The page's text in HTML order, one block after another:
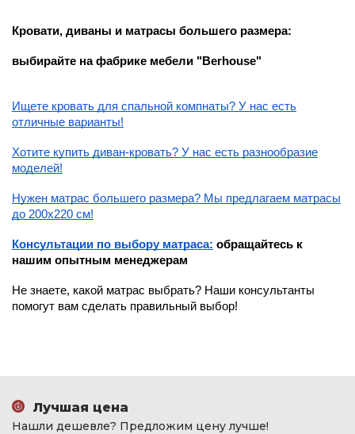
Кровати, диваны и матрасы большего размера:
выбирайте на фабрике мебели "Berhouse"
Ищете кровать для спальной компнаты? У нас есть
отличные варианты!
Хотите купить диван-кровать? У нас есть разнообразие
моделей!
Нужен матрас большего размера? Мы предлагаем матрасы
до 200х220 см!
Консультации по выбору матраса: обращайтесь к
нашим опытным менеджерам
Не знаете, какой матрас выбрать? Наши консультанты
помогут вам сделать правильный выбор!
Лучшая цена
Нашли дешевле? Предложим цену лучше!